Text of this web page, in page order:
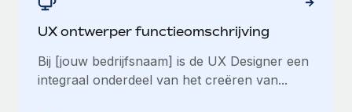
UX ontwerper functieomschrijving
Bij [jouw bedrijfsnaam] is de UX Designer een
integraal onderdeel van het creëren van...